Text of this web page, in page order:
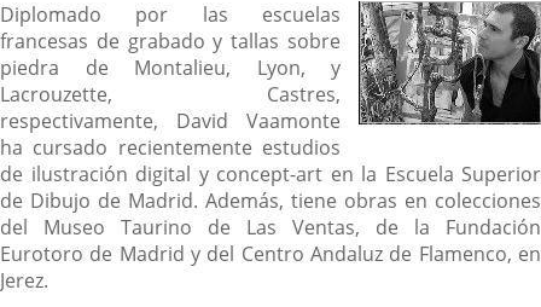
Diplomado por las escuelas
francesas de grabado y tallas sobre
piedra de Montalieu, Lyon, y
Lacrouzette, Castres,
respectivamente, David Vaamonte
ha cursado recientemente estudios
de ilustración digital y concept-art en la Escuela Superior
de Dibujo de Madrid. Además, tiene obras en colecciones
del Museo Taurino de Las Ventas, de la Fundación
Eurotoro de Madrid y del Centro Andaluz de Flamenco, en
Jerez.